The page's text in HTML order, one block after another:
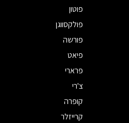
פוטון
פולקסווגן
פורשה
פיאט
פרארי
צ'רי
קופרה
קרייזלר